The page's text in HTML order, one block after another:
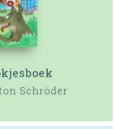
Schröder